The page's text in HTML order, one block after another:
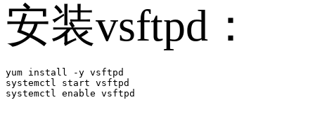
安装vsftpd：
yum install -y vsftpd
systemctl start vsftpd
systemctl enable vsftpd